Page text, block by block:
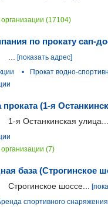
(17104)
по прокату сап-
[показать адрес]
•
Прокат водно-
проката (1-я
1-я Останкинская улица...
(7)
база (Строгинское
Строгинское шоссе...
спортивного